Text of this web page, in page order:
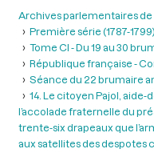
Archives parlementaires de
Première série (1787-1799)
Tome CI - Du 19 au 30
République française -
Séance du 22 brumaire
14. Le citoyen Pajol,
l’accolade fraternelle du
trente-six drapeaux que
aux satellites des despotes